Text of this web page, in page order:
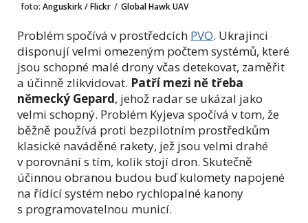
foto: Anguskirk / Flickr / Global Hawk UAV
Problém spočívá v prostředcích PVO. Ukrajinci
disponují velmi omezeným počtem systémů, které
jsou schopné malé drony včas detekovat, zaměřit
a účinně zlikvidovat. Patří mezi ně třeba
německý Gepard, jehož radar se ukázal jako
velmi schopný. Problém Kyjeva spočívá v tom, že
běžně používá proti bezpilotním prostředkům
klasické naváděné rakety, jež jsou velmi drahé
v porovnání s tím, kolik stojí dron. Skutečně
účinnou obranou budou buď kulomety napojené
na řídící systém nebo rychlopalné kanony
s programovatelnou municí.